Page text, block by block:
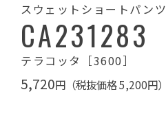
スウェットショートパンツ
CA231283
テラコッタ［3600］
5,720円（税抜価格 5,200円）